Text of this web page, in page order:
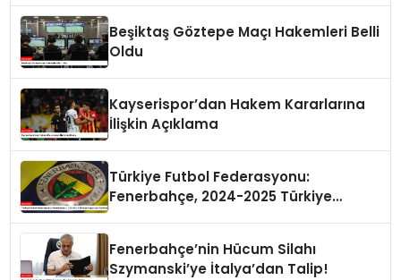
Beşiktaş Göztepe Maçı Hakemleri Belli
Oldu
Kayserispor’dan Hakem Kararlarına
İlişkin Açıklama
Türkiye Futbol Federasyonu:
Fenerbahçe, 2024-2025 Türkiye
Fenerbahçe’nin Hücum Silahı
Szymanski’ye İtalya’dan Talip!